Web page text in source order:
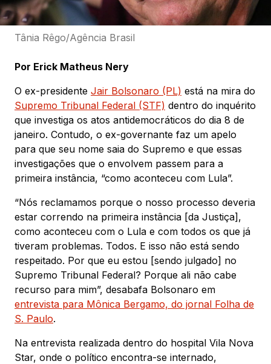
Tânia Rêgo/Agência Brasil
Por Erick Matheus Nery
O ex-presidente Jair Bolsonaro (PL) está na mira do
Supremo Tribunal Federal (STF) dentro do inquérito
que investiga os atos antidemocráticos do dia 8 de
janeiro. Contudo, o ex-governante faz um apelo
para que seu nome saia do Supremo e que essas
investigações que o envolvem passem para a
primeira instância, “como aconteceu com Lula”.
“Nós reclamamos porque o nosso processo deveria
estar correndo na primeira instância [da Justiça],
como aconteceu com o Lula e com todos os que já
tiveram problemas. Todos. E isso não está sendo
respeitado. Por que eu estou [sendo julgado] no
Supremo Tribunal Federal? Porque ali não cabe
recurso para mim”, desabafa Bolsonaro em
entrevista para Mônica Bergamo, do jornal Folha de
S. Paulo.
Na entrevista realizada dentro do hospital Vila Nova
Star, onde o político encontra-se internado,